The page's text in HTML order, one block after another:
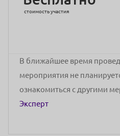
стоимость участия
В ближайшее время
мероприятия не
ознакомиться с другими
Эксперт